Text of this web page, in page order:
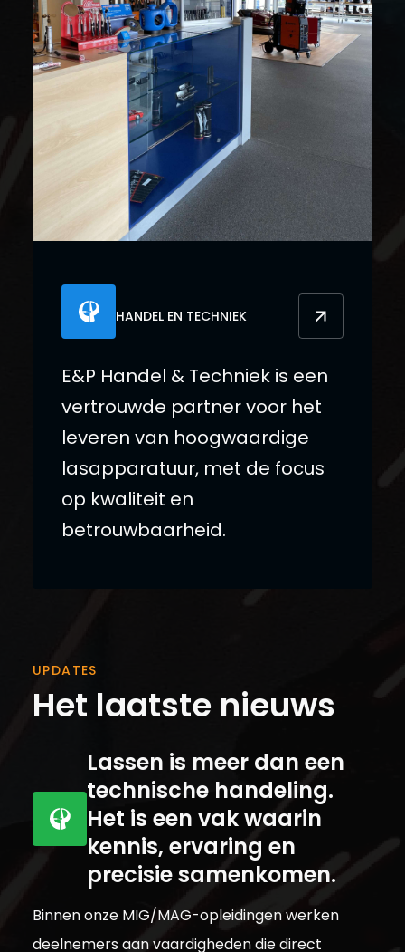
HANDEL EN TECHNIEK
E&P Handel & Techniek is een
vertrouwde partner voor het
leveren van hoogwaardige
lasapparatuur, met de focus
op kwaliteit en
betrouwbaarheid.
UPDATES
Het laatste nieuws
Lassen is meer dan een
technische handeling.
Het is een vak waarin
kennis, ervaring en
precisie samenkomen.
Binnen onze MIG/MAG-opleidingen werken
deelnemers aan vaardigheden die direct